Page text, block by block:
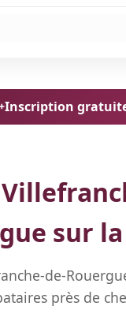
Inscription
sur
de-
près de